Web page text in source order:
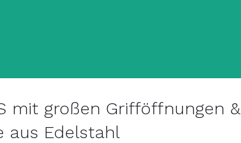
mit großen Grifföffnungen &
aus Edelstahl